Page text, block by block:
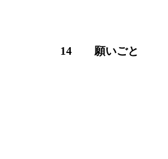
14 願いごと